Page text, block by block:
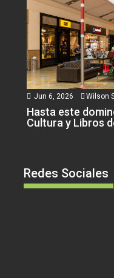
Jun 6, 2026 Wilson
Hasta este
Cultura y Libros
Redes Sociales